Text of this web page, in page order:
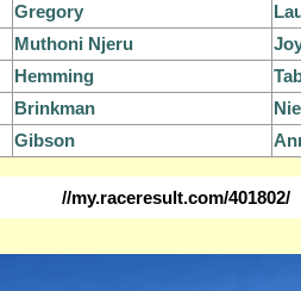
Gregory
Muthoni Njeru
Hemming
Brinkman
Gibson
//my.raceresult.com/401802/